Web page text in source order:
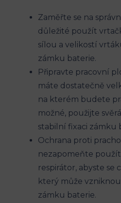
Zaměřte se na
důležité použít
sílou a velikostí
zámku baterie.
Připravte pracovní
máte dostatečně
na kterém budete
možné, použijte
stabilní fixaci zámku
Ochrana proti
nezapomeňte
respirátor, abyste se
který může
zámku baterie.